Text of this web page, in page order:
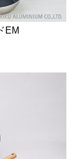
EM